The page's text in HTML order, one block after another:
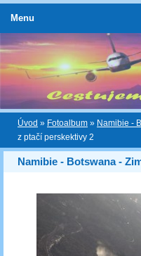
Úvod » Fotoalbum » Namibie -
z ptačí perskektivy 2
Namibie - Botswana -
Menu